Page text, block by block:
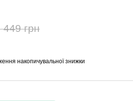
449 грн
накопичувальної знижки